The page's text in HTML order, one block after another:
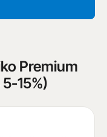
Premium
15%)